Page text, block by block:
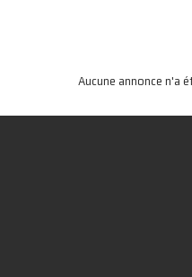
Aucune annonce n'a